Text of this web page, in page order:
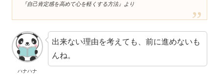
『自己肯定感を高めて心を軽くする方法』より
ハナハナ
出来ない理由を考えても、前に進めないも
んね。